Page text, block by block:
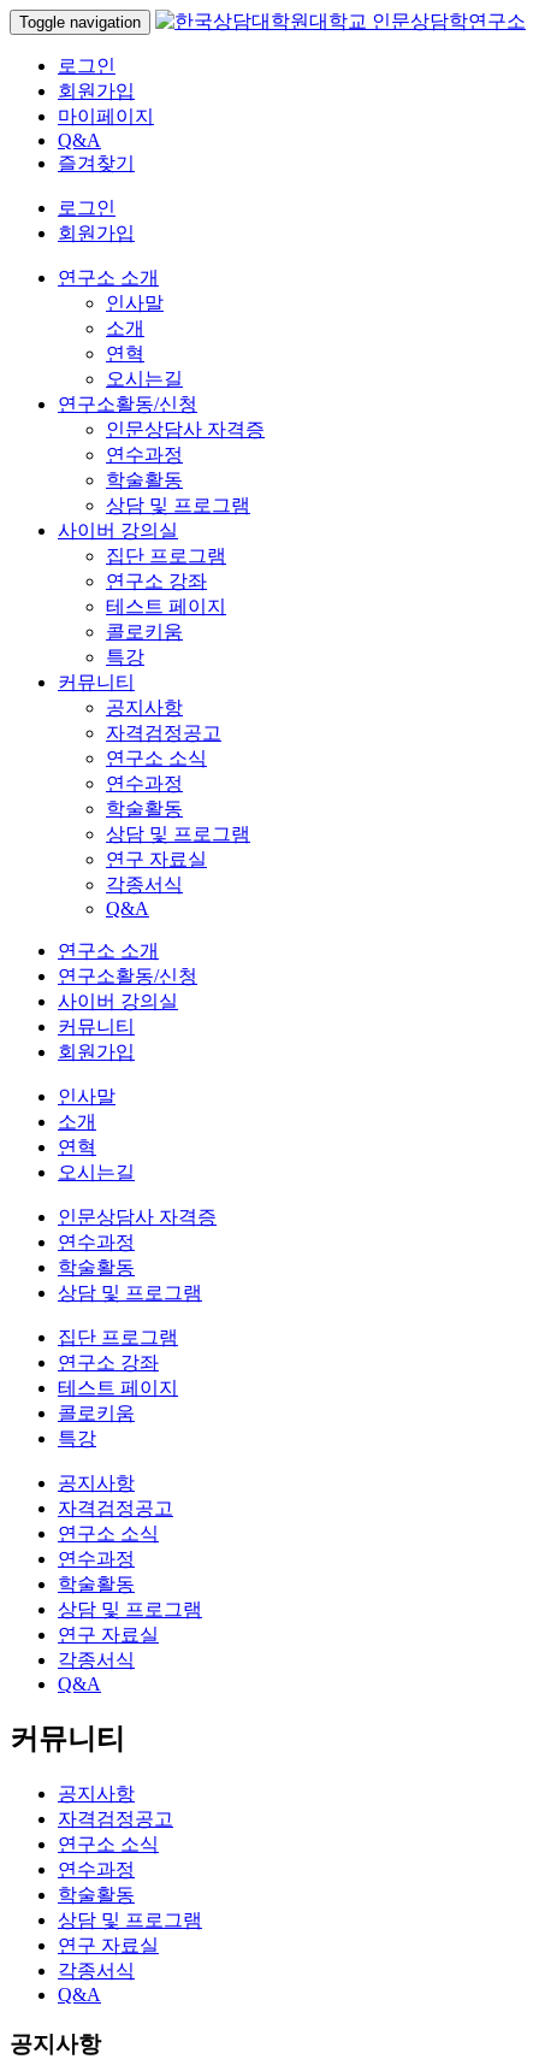
Toggle navigation
로그인
회원가입
마이페이지
Q&A
즐겨찾기
로그인
회원가입
연구소 소개
인사말
소개
연혁
오시는길
연구소활동/신청
인문상담사 자격증
연수과정
학술활동
상담 및 프로그램
사이버 강의실
집단 프로그램
연구소 강좌
테스트 페이지
콜로키움
특강
커뮤니티
공지사항
자격검정공고
연구소 소식
연수과정
학술활동
상담 및 프로그램
연구 자료실
각종서식
Q&A
연구소 소개
연구소활동/신청
사이버 강의실
커뮤니티
회원가입
인사말
소개
연혁
오시는길
인문상담사 자격증
연수과정
학술활동
상담 및 프로그램
집단 프로그램
연구소 강좌
테스트 페이지
콜로키움
특강
공지사항
자격검정공고
연구소 소식
연수과정
학술활동
상담 및 프로그램
연구 자료실
각종서식
Q&A
커뮤니티
공지사항
자격검정공고
연구소 소식
연수과정
학술활동
상담 및 프로그램
연구 자료실
각종서식
Q&A
공지사항